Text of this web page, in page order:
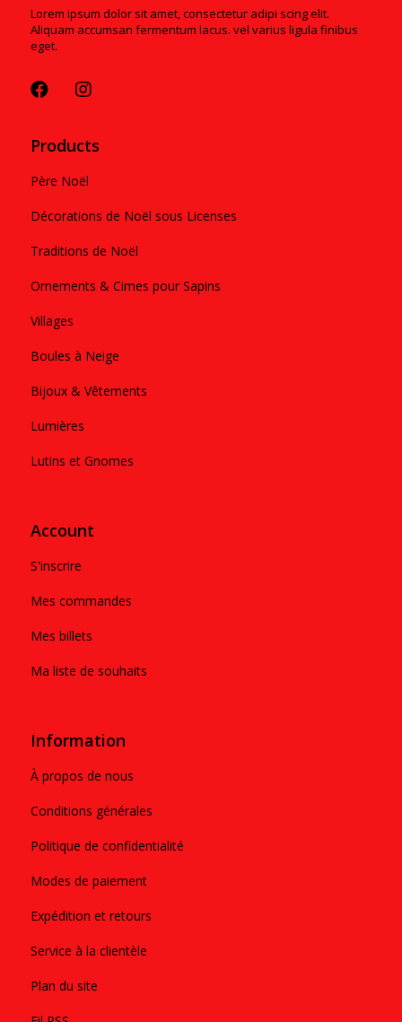
Lorem ipsum dolor sit amet, consectetur adipi scing elit.
Aliquam accumsan fermentum lacus. vel varius ligula finibus
eget.
Products
Père Noël
Décorations de Noël sous Licenses
Traditions de Noël
Ornements & Cimes pour Sapins
Villages
Boules à Neige
Bijoux & Vêtements
Lumières
Lutins et Gnomes
Account
S'inscrire
Mes commandes
Mes billets
Ma liste de souhaits
Information
À propos de nous
Conditions générales
Politique de confidentialité
Modes de paiement
Expédition et retours
Service à la clientèle
Plan du site